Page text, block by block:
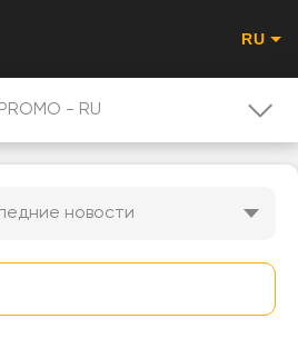
RU
PROMO - RU
новости